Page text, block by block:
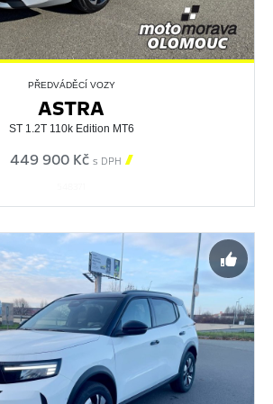
PŘEDVÁDĚCÍ VOZY
ASTRA
ST 1.2T 110k Edition MT6
449 900 Kč s DPH 